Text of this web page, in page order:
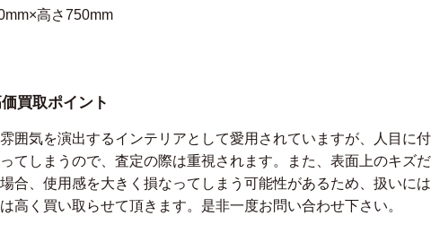
高さ750mm
買取ポイント
囲気を演出するインテリアとして愛用されていますが、人目に
てしまうので、査定の際は重視されます。また、表面上のキズ
合、使用感を大きく損なってしまう可能性があるため、扱いに
高く買い取らせて頂きます。是非一度お問い合わせ下さい。